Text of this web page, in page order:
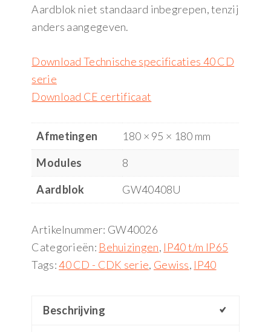
Aardblok niet standaard inbegrepen, tenzij
anders aangegeven.
Download Technische specificaties 40 CD
serie
Download CE certificaat
Afmetingen
180 × 95 × 180 mm
Modules
8
Aardblok
GW40408U
Artikelnummer: GW40026
Categorieën: Behuizingen, IP40 t/m IP65
Tags:40 CD - CDK serie, Gewiss, IP40
Beschrijving